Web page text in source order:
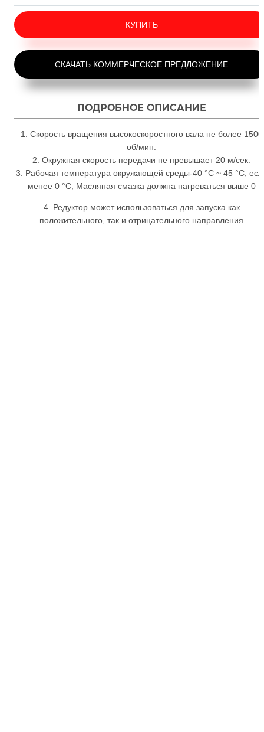
КУПИТЬ
СКАЧАТЬ КОММЕРЧЕСКОЕ ПРЕДЛОЖЕНИЕ
ПОДРОБНОЕ ОПИСАНИЕ
1. Скорость вращения высокоскоростного вала не более 1500
об/мин.
2. Окружная скорость передачи не превышает 20 м/сек.
3. Рабочая температура окружающей среды-40 °C ~ 45 °C,
менее 0 °C, Масляная смазка должна нагреваться выше 0
4. Редуктор может использоваться для запуска как
положительного, так и отрицательного направления